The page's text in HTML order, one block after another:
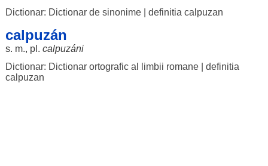
Dictionar: Dictionar de sinonime| definitia calpuzan
calpuzán
s. m., pl. calpuzáni
Dictionar: Dictionar ortografic al limbii romane| definitia
calpuzan